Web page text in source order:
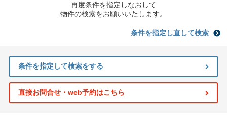
再度条件を指定しなおして
物件の検索をお願いいたします。
条件を指定し直して検索
条件を指定して検索をする
直接お問合せ・web予約はこちら